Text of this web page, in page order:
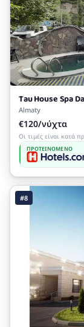
Tau House Spa
Almaty
€120/νύχτα
Οι τιμές είναι κατά
ΠΡΟΤΕΙΝΌΜΕΝΟ
#8